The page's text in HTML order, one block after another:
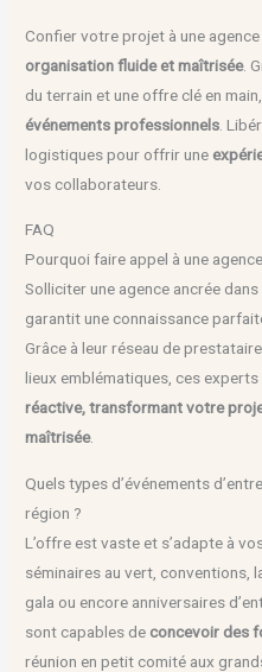
Confier votre projet à une
organisation fluide et maîtrisée.
du terrain et une offre clé en
événements professionnels .
logistiques pour offrir une
vos collaborateurs.
FAQ
Pourquoi faire appel à une
Solliciter une agence ancrée
garantit une connaissance
Grâce à leur réseau de
lieux emblématiques, ces experts
réactive, transformant votre
maîtrisée.
Quels types d’événements
région ?
L’offre est vaste et s’adapte à
séminaires au vert, conventions,
gala ou encore anniversaires
sont capables de concevoir des
réunion en petit comité aux